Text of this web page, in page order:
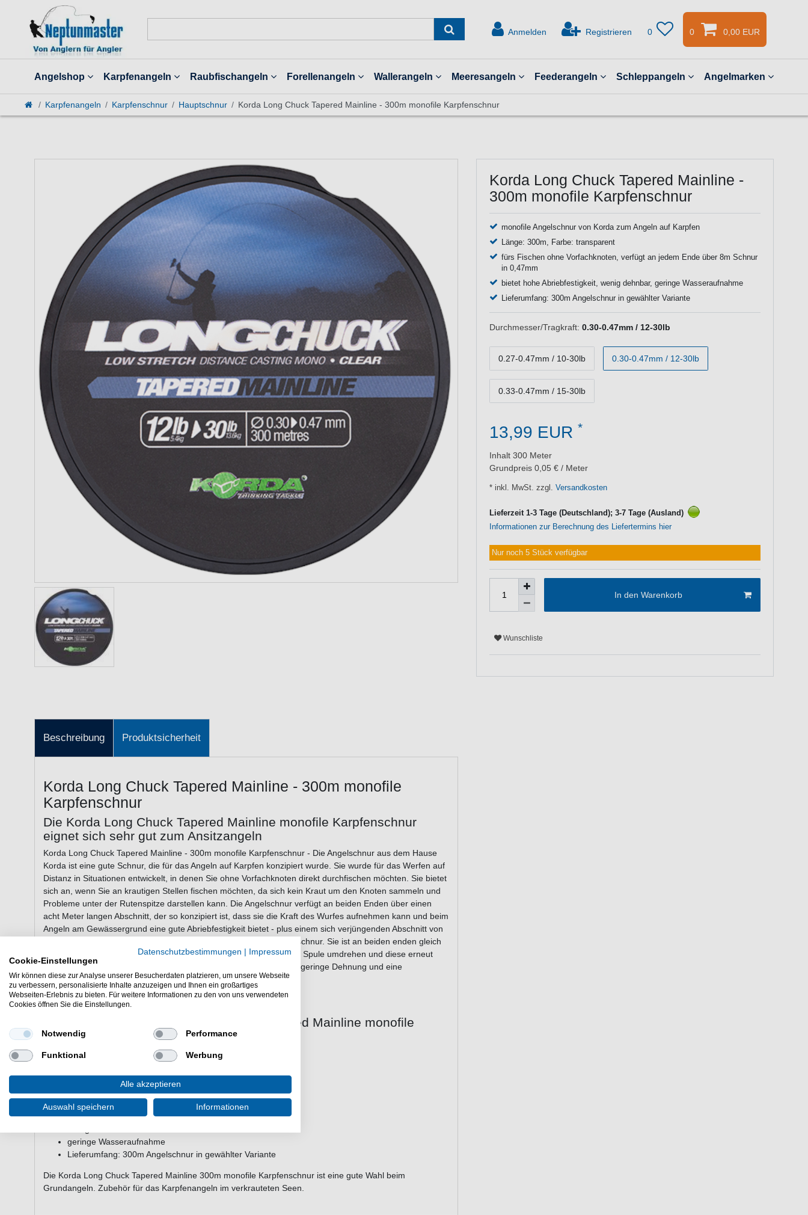
Anmelden Registrieren 0 0 0,00 EUR
Angelshop Karpfenangeln Raubfischangeln Forellenangeln Wallerangeln Meeresangeln Feederangeln Schleppangeln Angelmarken
Karpfenangeln Karpfenschnur Hauptschnur Korda Long Chuck Tapered Mainline - 300m monofile Karpfenschnur
Korda Long Chuck Tapered Mainline -
300m monofile Karpfenschnur
monofile Angelschnur von Korda zum Angeln auf Karpfen
Länge: 300m, Farbe: transparent
fürs Fischen ohne Vorfachknoten, verfügt an jedem Ende über 8m Schnur
in 0,47mm
bietet hohe Abriebfestigkeit, wenig dehnbar, geringe Wasseraufnahme
Lieferumfang: 300m Angelschnur in gewählter Variante
Durchmesser/Tragkraft: 0.30-0.47mm / 12-30lb
0.27-0.47mm / 10-30lb 0.30-0.47mm / 12-30lb
0.33-0.47mm / 15-30lb
13,99 EUR *
Inhalt 300 Meter
Grundpreis 0,05 € / Meter
* inkl. MwSt. zzgl. Versandkosten
Lieferzeit 1-3 Tage (Deutschland); 3-7 Tage (Ausland)
Informationen zur Berechnung des Liefertermins hier
Nur noch 5 Stück verfügbar
In den Warenkorb
Wunschliste
Beschreibung Produktsicherheit
Korda Long Chuck Tapered Mainline - 300m monofile
Karpfenschnur
Die Korda Long Chuck Tapered Mainline monofile Karpfenschnur
eignet sich sehr gut zum Ansitzangeln
Korda Long Chuck Tapered Mainline - 300m monofile Karpfenschnur - Die Angelschnur aus dem Hause
Korda ist eine gute Schnur, die für das Angeln auf Karpfen konzipiert wurde. Sie wurde für das Werfen auf
Distanz in Situationen entwickelt, in denen Sie ohne Vorfachknoten direkt durchfischen möchten. Sie bietet
sich an, wenn Sie an krautigen Stellen fischen möchten, da sich kein Kraut um den Knoten sammeln und
Probleme unter der Rutenspitze darstellen kann. Die Angelschnur verfügt an beiden Enden über einen
acht Meter langen Abschnitt, der so konzipiert ist, dass sie die Kraft des Wurfes aufnehmen kann und beim
Angeln am Gewässergrund eine gute Abriebfestigkeit bietet - plus einem sich verjüngenden Abschnitt von
2 Metern bis zu dem von Ihnen gewählten Durchmesser der Hauptschnur. Sie ist an beiden enden gleich
aufgebaut, sodass Sie bei einem Abriss einfach die Schnur auf ihrer Spule umdrehen und diese erneut
verwendet können. Die sich verjüngende Hauptschnur verfügt über geringe Dehnung und eine
transparente Farbe.
Eigenschaften der Korda Long Chuck Tapered Mainline monofile
Karpfenschnur
monofile Angelschnur zum Angeln auf Karpfen
Farbe: transparent
fürs Fischen ohne Vorfachknoten
verfügt an jedem Ende über 8m Schnur in 0,47mm
bietet hohe Abriebfestigkeit
geringe Wasseraufnahme
Lieferumfang: 300m Angelschnur in gewählter Variante
Die Korda Long Chuck Tapered Mainline 300m monofile Karpfenschnur ist eine gute Wahl beim
Grundangeln. Zubehör für das Karpfenangeln im verkrauteten Seen.
Datenschutzbestimmungen | Impressum
Cookie-Einstellungen
Wir können diese zur Analyse unserer Besucherdaten platzieren, um unsere Webseite
zu verbessern, personalisierte Inhalte anzuzeigen und Ihnen ein großartiges
Webseiten-Erlebnis zu bieten. Für weitere Informationen zu den von uns verwendeten
Cookies öffnen Sie die Einstellungen.
Notwendig Performance
Funktional Werbung
Alle akzeptieren
Auswahl speichern Informationen